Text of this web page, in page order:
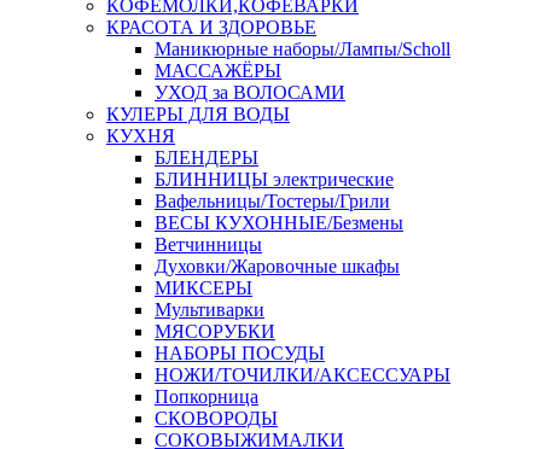
КОФЕМОЛКИ,КОФЕВАРКИ
КРАСОТА И ЗДОРОВЬЕ
Маникюрные наборы/Лампы/Scholl
МАССАЖЁРЫ
УХОД за ВОЛОСАМИ
КУЛЕРЫ ДЛЯ ВОДЫ
КУХНЯ
БЛЕНДЕРЫ
БЛИННИЦЫ электрические
Вафельницы/Тостеры/Грили
ВЕСЫ КУХОННЫЕ/Безмены
Ветчинницы
Духовки/Жаровочные шкафы
МИКСЕРЫ
Мультиварки
МЯСОРУБКИ
НАБОРЫ ПОСУДЫ
НОЖИ/ТОЧИЛКИ/АКСЕССУАРЫ
Попкорница
СКОВОРОДЫ
СОКОВЫЖИМАЛКИ